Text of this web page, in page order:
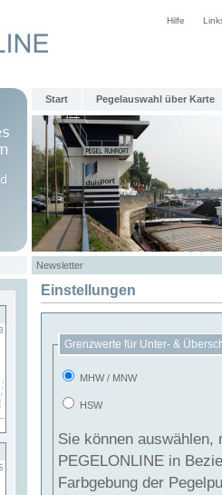
Hilfe
Start Pegelauswahl über Karte
Newsletter
Einstellungen
Grenzwerte für Unter- &
MHW / MNW
HSW
Sie können
PEGELONLINE in Beziehung
Farbgebung der